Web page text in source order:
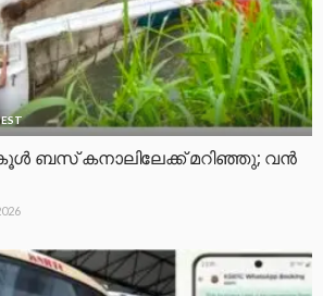
ബസ് കനാലിലേക്ക് മറിഞ്ഞു; വൻ